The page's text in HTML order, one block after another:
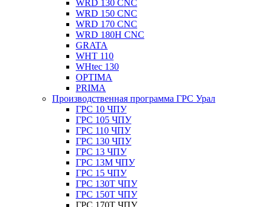
WRD 130 CNC
WRD 150 CNC
WRD 170 CNC
WRD 180H CNC
GRATA
WHT 110
WHtec 130
OPTIMA
PRIMA
Производственная программа ГРС Урал
ГРС 10 ЧПУ
ГРС 105 ЧПУ
ГРС 110 ЧПУ
ГРС 130 ЧПУ
ГРС 13 ЧПУ
ГРС 13М ЧПУ
ГРС 15 ЧПУ
ГРС 130Т ЧПУ
ГРС 150Т ЧПУ
ГРС 170Т ЧПУ